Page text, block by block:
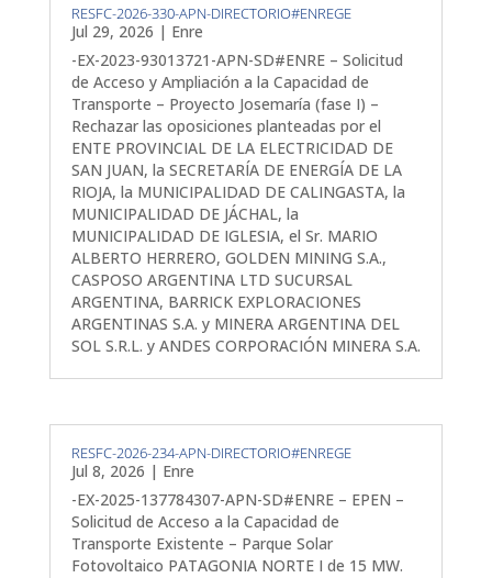
RESFC-2026-330-APN-DIRECTORIO#ENREGE
Jul 29, 2026 | Enre
-EX-2023-93013721-APN-SD#ENRE – Solicitud
de Acceso y Ampliación a la Capacidad de
Transporte – Proyecto Josemaría (fase I) –
Rechazar las oposiciones planteadas por el
ENTE PROVINCIAL DE LA ELECTRICIDAD DE
SAN JUAN, la SECRETARÍA DE ENERGÍA DE LA
RIOJA, la MUNICIPALIDAD DE CALINGASTA, la
MUNICIPALIDAD DE JÁCHAL, la
MUNICIPALIDAD DE IGLESIA, el Sr. MARIO
ALBERTO HERRERO, GOLDEN MINING S.A.,
CASPOSO ARGENTINA LTD SUCURSAL
ARGENTINA, BARRICK EXPLORACIONES
ARGENTINAS S.A. y MINERA ARGENTINA DEL
SOL S.R.L. y ANDES CORPORACIÓN MINERA S.A.
RESFC-2026-234-APN-DIRECTORIO#ENREGE
Jul 8, 2026 | Enre
-EX-2025-137784307-APN-SD#ENRE – EPEN –
Solicitud de Acceso a la Capacidad de
Transporte Existente – Parque Solar
Fotovoltaico PATAGONIA NORTE I de 15 MW.